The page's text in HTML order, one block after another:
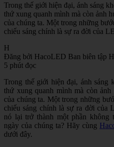
Trong thế giới hiện đại, ánh sáng
thứ xung quanh mình mà còn ảnh
của chúng ta. Một trong những
chiếu sáng chính là sự ra đời của
H
Đăng bởi HacoLED Ban biên tập
5 phút đọc
Trong thế giới hiện đại, ánh sáng
thứ xung quanh mình mà còn
của chúng ta. Một trong những
chiếu sáng chính là sự ra đời của
nó lại trở thành một phần không
ngày của chúng ta? Hãy cùng
dưới đây.